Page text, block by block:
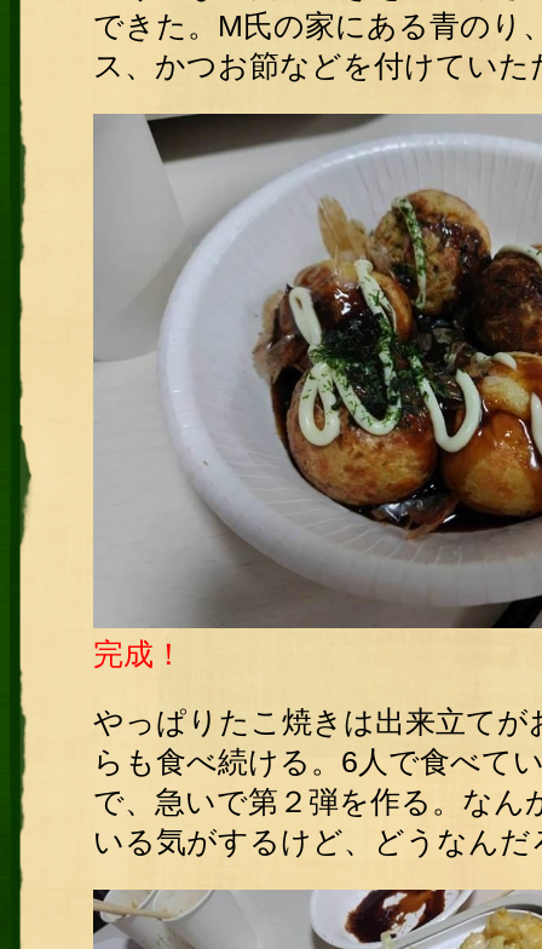
できた。M氏の家にある青のり
ス、かつお節などを付けてい
完成！
やっぱりたこ焼きは出来立て
らも食べ続ける。6人で食べて
で、急いで第２弾を作る。なん
いる気がするけど、どうなん